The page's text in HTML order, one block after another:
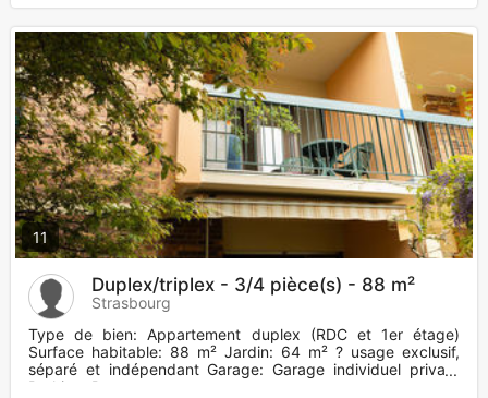
11
Duplex/triplex - 3/4 pièce(s) - 88 m²
Strasbourg
Type de bien: Appartement duplex (RDC et 1er étage)
Surface habitable: 88 m² Jardin: 64 m² ? usage exclusif,
séparé et indépendant Garage: Garage individuel privatif
Parking: P